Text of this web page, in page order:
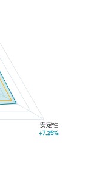
安定性
+7.25%